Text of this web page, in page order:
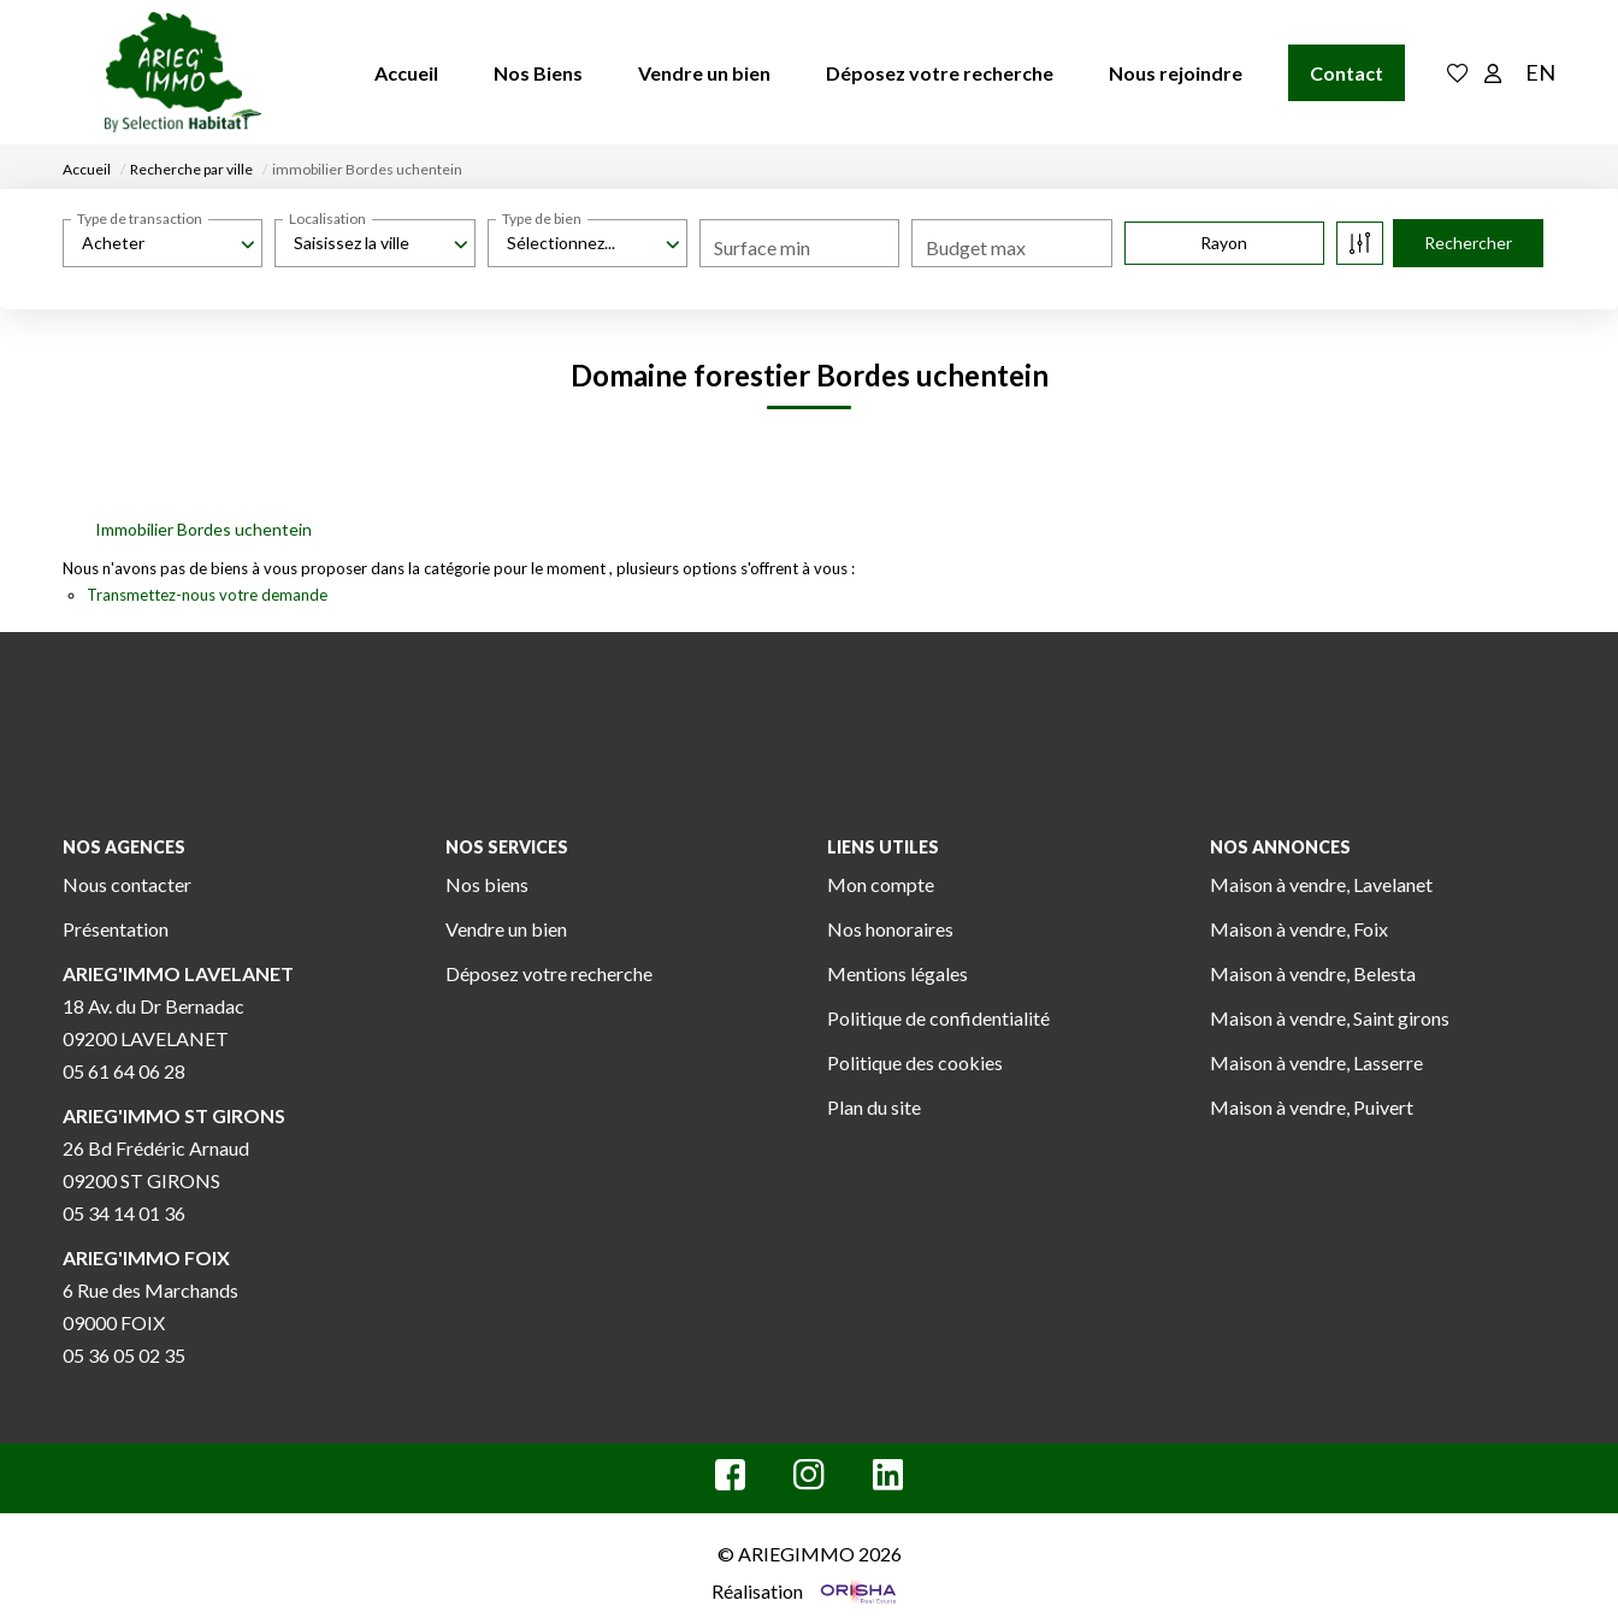
Accueil Nos Biens Vendre un bien Déposez votre recherche Nous rejoindre Contact EN
Accueil Recherche par ville immobilier Bordes uchentein
Acheter
Type de transaction
Saisissez la ville
Localisation
Sélectionnez...
Type de bien
Surface min Budget max Rayon
Domaine forestier Bordes uchentein
Immobilier Bordes uchentein
Nous n'avons pas de biens à vous proposer dans la catégorie pour le moment , plusieurs options s'offrent à vous :
Transmettez-nous votre demande
NOS AGENCES
Nous contacter
Présentation
ARIEG'IMMO LAVELANET
18 Av. du Dr Bernadac
09200 LAVELANET
05 61 64 06 28
ARIEG'IMMO ST GIRONS
26 Bd Frédéric Arnaud
09200 ST GIRONS
05 34 14 01 36
ARIEG'IMMO FOIX
6 Rue des Marchands
09000 FOIX
05 36 05 02 35
NOS SERVICES
Nos biens
Vendre un bien
Déposez votre recherche
LIENS UTILES
Mon compte
Nos honoraires
Mentions légales
Politique de confidentialité
Politique des cookies
Plan du site
NOS ANNONCES
Maison à vendre, Lavelanet
Maison à vendre, Foix
Maison à vendre, Belesta
Maison à vendre, Saint girons
Maison à vendre, Lasserre
Maison à vendre, Puivert
© ARIEGIMMO 2026
Réalisation